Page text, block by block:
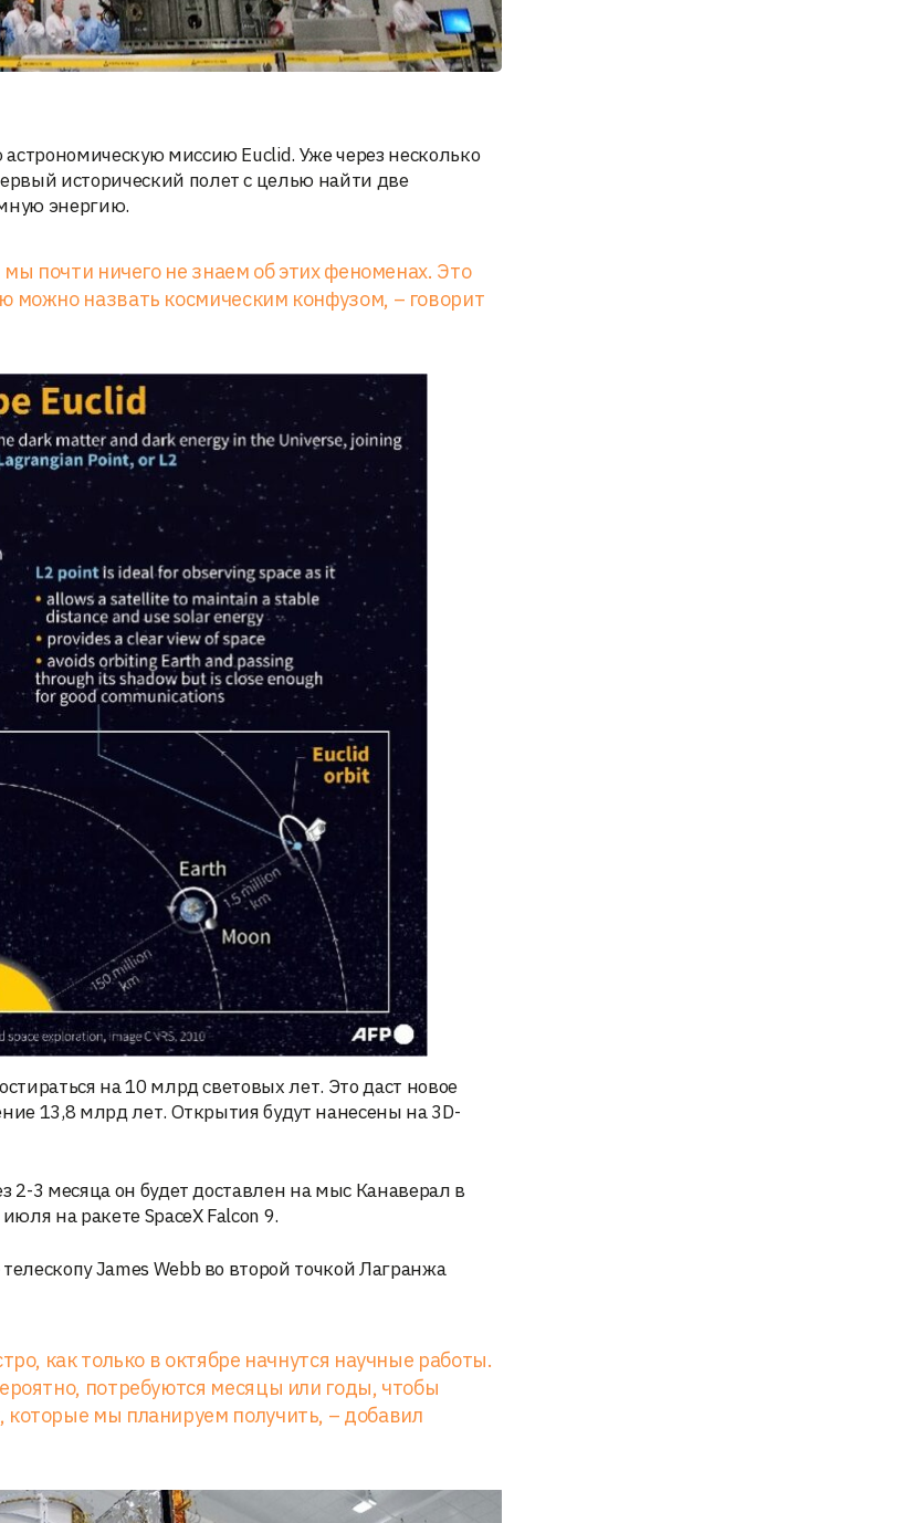
миссию Euclid. Уже через несколько
исторический полет с целью найти две
энергию.
почти ничего не знаем об этих феноменах. Это
назвать космическим конфузом, – говорит
на 10 млрд световых лет. Это даст новое
13,8 млрд лет. Открытия будут нанесены на 3D-
2-3 месяца он будет доставлен на мыс Канаверал в
на ракете SpaceX Falcon 9.
James Webb во второй точкой Лагранжа
как только в октябре начнутся научные работы.
потребуются месяцы или годы, чтобы
мы планируем получить, – добавил